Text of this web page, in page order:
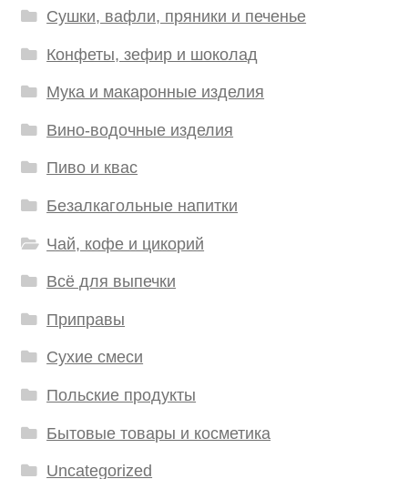
Сушки, вафли, пряники и печенье
Конфеты, зефир и шоколад
Мука и макаронные изделия
Вино-водочные изделия
Пиво и квас
Безалкагольные напитки
Чай, кофе и цикорий
Всё для выпечки
Приправы
Сухие смеси
Польские продукты
Бытовые товары и косметика
Uncategorized